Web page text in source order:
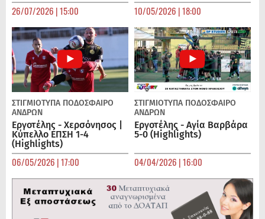
26/07/2026 | 15:00 10/05/2026 | 18:00
ΣΤΙΓΜΙΟΤΥΠΑ ΠΟΔΌΣΦΑΙΡΟ
ΑΝΔΡΏΝ
Εργοτέλης - Χερσόνησος |
Κύπελλο ΕΠΣΗ 1-4
(Highlights)
06/05/2026 | 17:00
ΣΤΙΓΜΙΟΤΥΠΑ ΠΟΔΌΣΦΑΙΡΟ
ΑΝΔΡΏΝ
Εργοτέλης - Αγία Βαρβάρα
5-0 (Highlights)
04/04/2026 | 16:00